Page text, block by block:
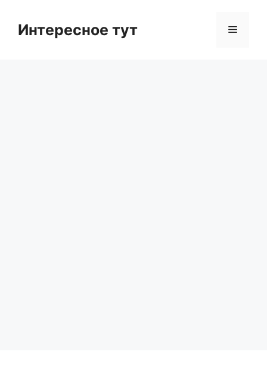
contentИнтересное тут Menu